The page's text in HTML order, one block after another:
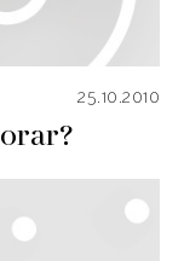
25.10.2010